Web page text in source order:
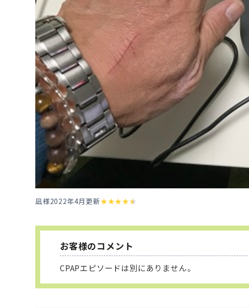
凪様2022年4月更新★★★★★
お客様のコメント
CPAPエピソードは別にありません。